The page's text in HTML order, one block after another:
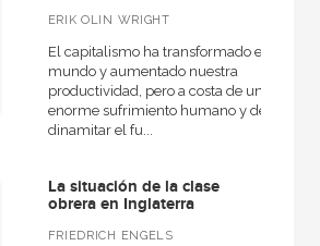
ERIK OLIN WRIGHT
El capitalismo ha transformado el
mundo y aumentado nuestra
productividad, pero a costa de un
enorme sufrimiento humano y de
dinamitar el fu...
La situación de la clase
obrera en Inglaterra
FRIEDRICH ENGELS